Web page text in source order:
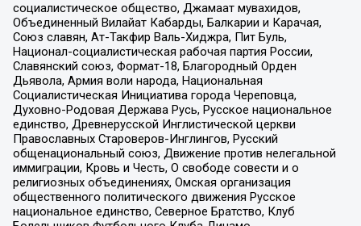
социалистическое общество, Джамаат мувахидов,
Объединенный Вилайат Кабарды, Балкарии и Карачая,
Союз славян, Ат-Такфир Валь-Хиджра, Пит Буль,
Национал-социалистическая рабочая партия России,
Славянский союз, Формат-18, Благородный Орден
Дьявола, Армия воли народа, Национальная
Социалистическая Инициатива города Череповца,
Духовно-Родовая Держава Русь, Русское национальное
единство, Древнерусской Инглистической церкви
Православных Староверов-Инглингов, Русский
общенациональный союз, Движение против нелегальной
иммиграции, Кровь и Честь, О свободе совести и о
религиозных объединениях, Омская организация
общественного политического движения Русское
национальное единство, Северное Братство, Клуб